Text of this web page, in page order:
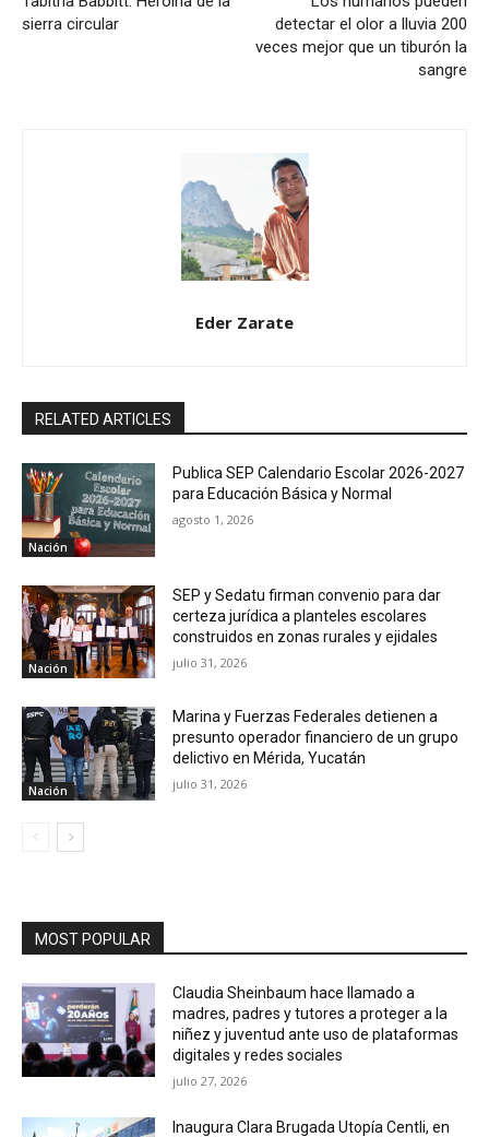
sierra circular
detectar el olor a lluvia 200
veces mejor que un tiburón la
sangre
Eder Zarate
RELATED ARTICLES
Nación
Publica SEP Calendario Escolar 2026-2027
para Educación Básica y Normal
agosto 1, 2026
Nación
SEP y Sedatu firman convenio para dar
certeza jurídica a planteles escolares
construidos en zonas rurales y ejidales
julio 31, 2026
Nación
Marina y Fuerzas Federales detienen a
presunto operador financiero de un grupo
delictivo en Mérida, Yucatán
julio 31, 2026
MOST POPULAR
Claudia Sheinbaum hace llamado a
madres, padres y tutores a proteger a la
niñez y juventud ante uso de plataformas
digitales y redes sociales
julio 27, 2026
Inaugura Clara Brugada Utopía Centli, en